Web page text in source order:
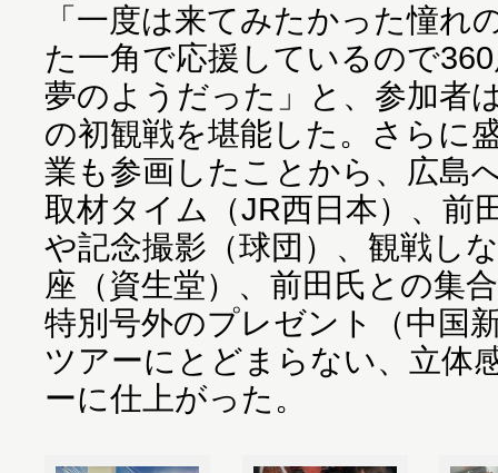
「一度は来てみたかった憧れ
た一角で応援しているので
夢のようだった」と、参加者
の初観戦を堪能した。さらに
業も参画したことから、広島
取材タイム（JR西日本）、前
や記念撮影（球団）、観戦し
座（資生堂）、前田氏との集
特別号外のプレゼント（中国
ツアーにとどまらない、立体
ーに仕上がった。